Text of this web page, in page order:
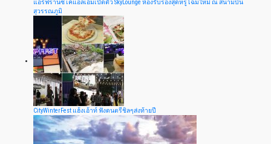
แอร์ฟรานซ์ เคแอลเอ็มเปิดตัว SkyLounge ห้องรับรองสุดหรูโฉมใหม่ ณ สนามบิน
สุวรรณภูมิ
CityWinterFest แฮ้งเอ้าท์ ฟังดนตรีชิลๆส่งท้ายปี